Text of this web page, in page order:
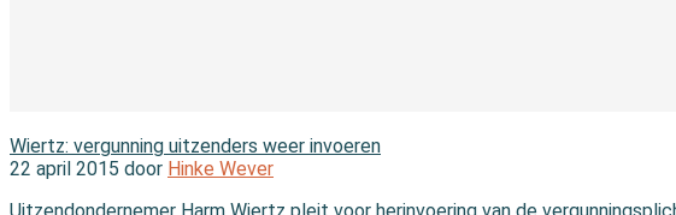
Wiertz: vergunning uitzenders weer invoeren
22 april 2015 door Hinke Wever